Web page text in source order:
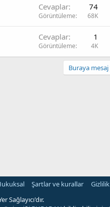
Cevaplar 74
Görüntüleme 68K
Cevaplar 1
Görüntüleme 4K
Buraya
Şartlar ve kurallar
Sağlayıcı'dır.